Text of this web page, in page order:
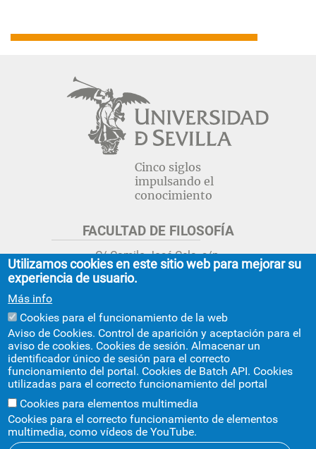
principal
Cinco siglos
impulsando el
conocimiento
FACULTAD DE FILOSOFÍA
C/ Camilo José Cela, s/n.
Sevilla 41018.
adminfil@us.es
+info
GRADO ESTUDIOS ASIA ORIENTAL
Avda. Ciudad Jardín, 20-222
Centro Internacional de la US
asiaoriental@us.es
954 55 17 40
Utilizamos cookies en este sitio web para mejorar su
experiencia de usuario.
Más info
Cookies para el funcionamiento de la web
Aviso de Cookies. Control de aparición y aceptación para el
aviso de cookies. Cookies de sesión. Almacenar un
identificador único de sesión para el correcto
funcionamiento del portal. Cookies de Batch API. Cookies
utilizadas para el correcto funcionamiento del portal
Cookies para elementos multimedia
Cookies para el correcto funcionamiento de elementos
multimedia, como vídeos de YouTube.